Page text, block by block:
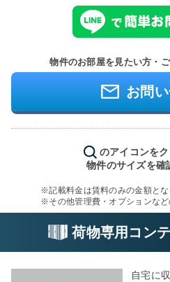
物件のお部屋を見たい方・
お問
のアイコンを
物件のサイズを確
※記載料金は賃料のみの金額とな
※その他管理費・オプションなど
荷物専用コン
自宅に